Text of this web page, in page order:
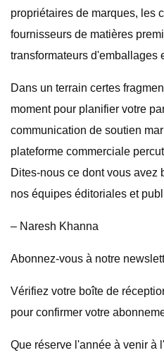
propriétaires de marques, les
fournisseurs de matières
transformateurs d'emballages
Dans un terrain certes
moment pour planifier votre
communication de soutien
plateforme commerciale
Dites-nous ce dont vous avez
nos équipes éditoriales et
– Naresh Khanna
Abonnez-vous à notre
Vérifiez votre boîte de
pour confirmer votre
Que réserve l'année à venir à